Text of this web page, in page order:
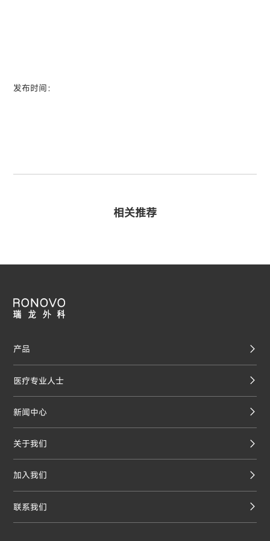
发布时间：
相关推荐
产品
医疗专业人士
新闻中心
关于我们
加入我们
联系我们